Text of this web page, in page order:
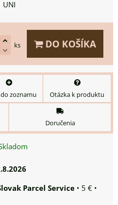
UNI
ks DO KOŠÍKA
zoznamu Otázka k produktu
Doručenia
Parcel Service • 5 € •